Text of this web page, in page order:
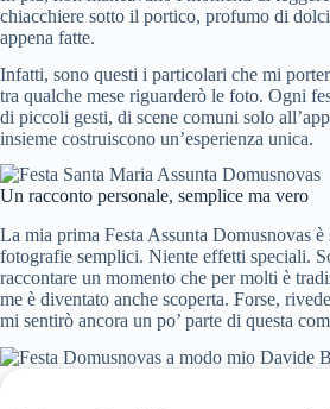
chiacchiere sotto il portico, profumo di
appena fatte.
Infatti, sono questi i particolari che mi
tra qualche mese riguarderò le foto. Ogni
di piccoli gesti, di scene comuni solo
insieme costruiscono un’esperienza unica.
Festa Santa Maria Assunta Domusnovas
Un racconto personale, semplice ma vero
La mia prima Festa Assunta Domusnovas è
fotografie semplici. Niente effetti speciali.
raccontare un momento che per molti è
me è diventato anche scoperta. Forse,
mi sentirò ancora un po’ parte di questa